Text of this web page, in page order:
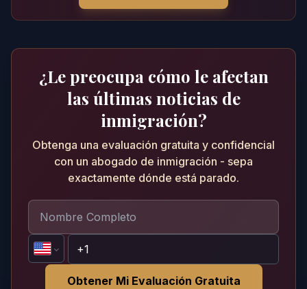
¿Le preocupa cómo le afectan
las últimas noticias de
inmigración?
Obtenga una evaluación gratuita y confidencial
con un abogado de inmigración - sepa
exactamente dónde está parado.
Obtener Mi Evaluación Gratuita